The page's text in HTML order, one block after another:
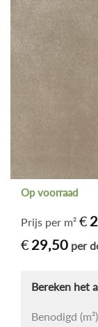
Prijs per m² €
€ 29,50 per
Op voorraad
Benodigd (m²)